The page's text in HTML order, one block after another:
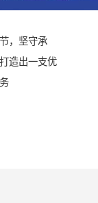
，坚守承
造出一支优